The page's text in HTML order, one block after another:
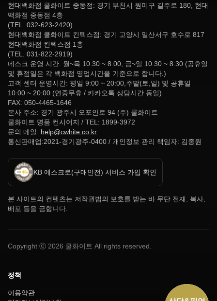
현대백화점 쿨화이트 중동점: 경기 부천시 원미구 길주로 180, 현대
백화점 중동점 4층
(TEL. 032-623-2420)
현대백화점 쿨화이트 킨텍스점: 경기 고양시 일산서구 호수로 817
현대백화점 킨텍스점 1층
(TEL. 031-822-2919)
데스크 운영 시간: 월~목 10:30 ~ 8:00, 금~일 10:30 ~ 8:30 (공휴일
및 휴점일은 각 백화점 영업시간을 기준으로 합니다.)
고객 센터 운영시간: 평일 9:00 ~ 20:00,주말(토,일) 및 공휴일
10:00 ~ 20:00 (연중무휴 / 카카오톡 상담시간 동일)
FAX: 050-4465-1646
본사 주소: 경기 광주시 오포안로 94 (주) 쿨화이트
쿨화이트 명품 컨시어지 / TEL: 1899-3972
문의 메일: help@cwhite.co.kr
통신판매업:2021-경기광주-0400 / 개인정보 관리 책임자: 김종원
KB 에스크로(구매안전) 서비스 가입 확인
본 사이트의 컨텐츠는 저작권법의 보호를 받는 바 무단 전재, 복사,
배포 등을 금합니다.
Copyright ⓒ 2026 쿨화이트 All rights reserved.
정책
이용약관